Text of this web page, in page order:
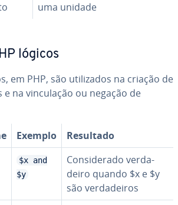
uma unidade
lógicos
em PHP, são uti­li­za­dos na criação de
e na vin­cu­la­ção ou negação de
Exemplo Resultado
$x and
$y
Con­si­de­rado ver­da­
deiro quando $x e $y
são ver­da­dei­ros